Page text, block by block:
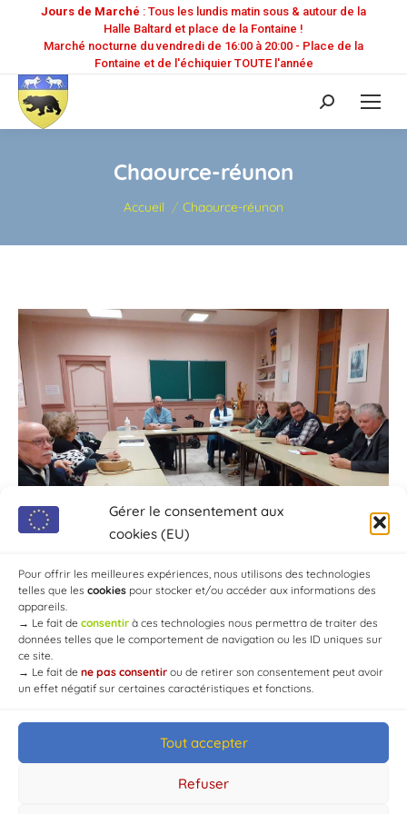
Gérer le consentement aux
cookies (EU)
Pour offrir les meilleures expériences, nous utilisons des technologies
telles que les cookies pour stocker et/ou accéder aux informations des
appareils.
→ Le fait de consentir à ces technologies nous permettra de traiter des
données telles que le comportement de navigation ou les ID uniques sur
ce site.
→ Le fait de ne pas consentir ou de retirer son consentement peut avoir
un effet négatif sur certaines caractéristiques et fonctions.
Tout accepter
Refuser
Jours de Marché : Tous les lundis matin sous & autour de la
Halle Baltard et place de la Fontaine !
Marché nocturne du vendredi de 16:00 à 20:00 - Place de la
Fontaine et de l'échiquier TOUTE l'année
Recherche
:
Chaource-réunon
Vous êtes ici :
Accueil Chaource-réunon
© Mairie de Chaource [2004-2024] | Tous droits réservés.
Developed byWEB3-DESIGN